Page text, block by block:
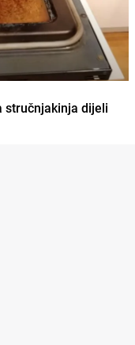
stručnjakinja dijeli